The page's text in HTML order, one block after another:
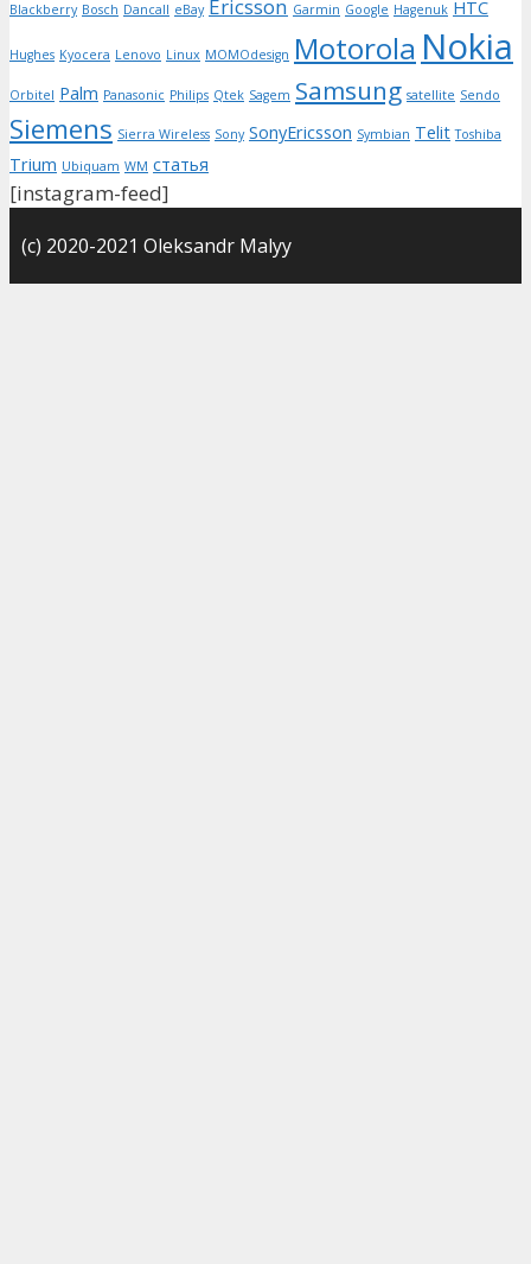
Blackberry Bosch Dancall eBay Ericsson Garmin Google Hagenuk HTC
Hughes Kyocera Lenovo Linux MOMOdesign Motorola Nokia
Orbitel Palm Panasonic Philips Qtek Sagem Samsung satellite Sendo
Siemens Sierra Wireless Sony SonyEricsson Symbian Telit Toshiba
Trium Ubiquam WM статья
[instagram-feed]
(с) 2020-2021 Oleksandr Malyy